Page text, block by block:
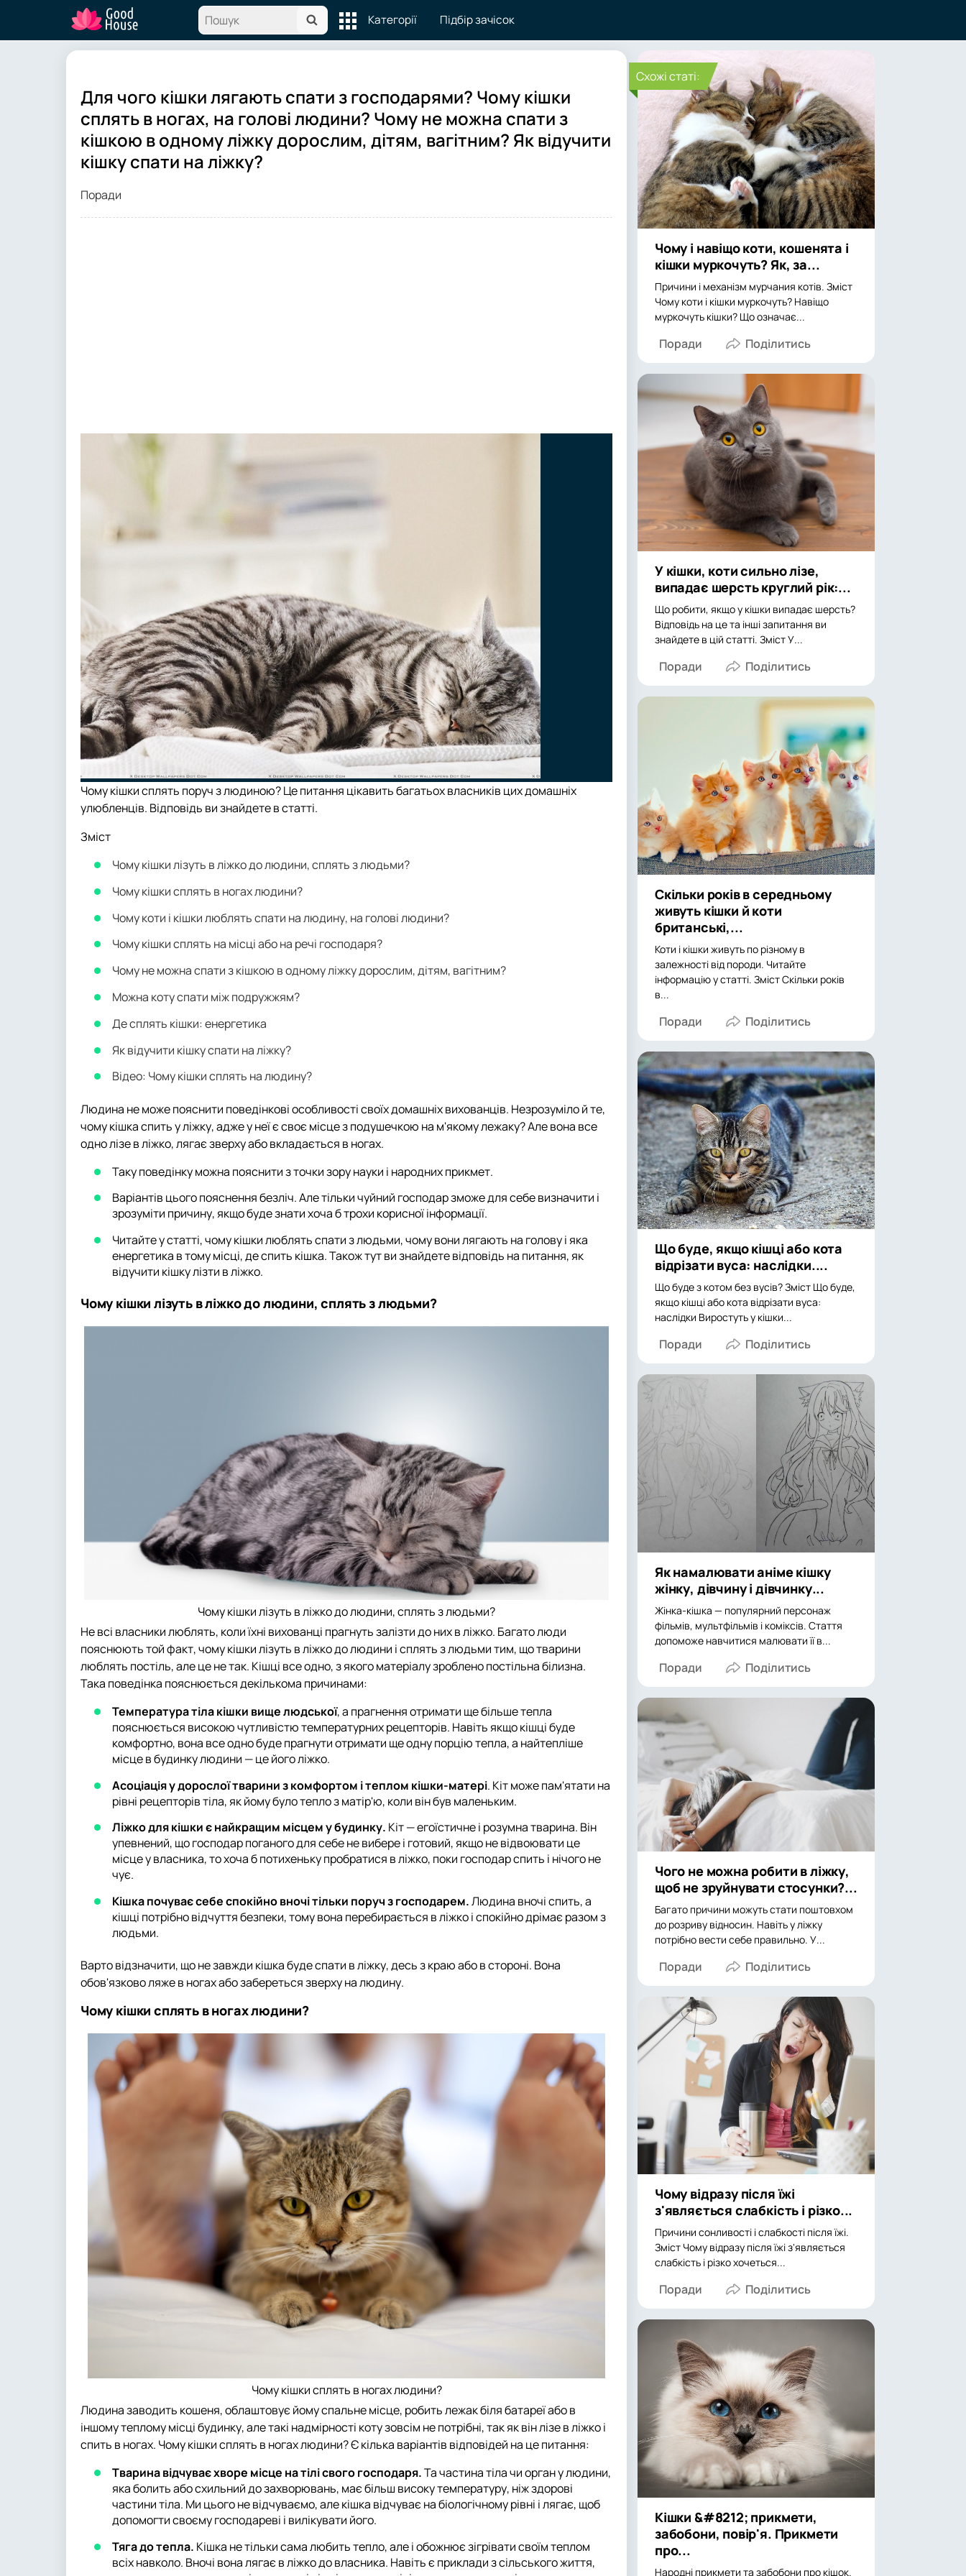
Категорії Підбір зачісок
Для чого кішки лягають спати з господарями? Чому кішки
сплять в ногах, на голові людини? Чому не можна спати з
кішкою в одному ліжку дорослим, дітям, вагітним? Як відучити
кішку спати на ліжку?
Поради
Чому кішки сплять поруч з людиною? Це питання цікавить багатьох власників цих домашніх
улюбленців. Відповідь ви знайдете в статті.
Зміст
Чому кішки лізуть в ліжко до людини, сплять з людьми?
Чому кішки сплять в ногах людини?
Чому коти і кішки люблять спати на людину, на голові людини?
Чому кішки сплять на місці або на речі господаря?
Чому не можна спати з кішкою в одному ліжку дорослим, дітям, вагітним?
Можна коту спати між подружжям?
Де сплять кішки: енергетика
Як відучити кішку спати на ліжку?
Відео: Чому кішки сплять на людину?
Людина не може пояснити поведінкові особливості своїх домашніх вихованців. Незрозуміло й те,
чому кішка спить у ліжку, адже у неї є своє місце з подушечкою на м'якому лежаку? Але вона все
одно лізе в ліжко, лягає зверху або вкладається в ногах.
Таку поведінку можна пояснити з точки зору науки і народних прикмет.
Варіантів цього пояснення безліч. Але тільки чуйний господар зможе для себе визначити і
зрозуміти причину, якщо буде знати хоча б трохи корисної інформації.
Читайте у статті, чому кішки люблять спати з людьми, чому вони лягають на голову і яка
енергетика в тому місці, де спить кішка. Також тут ви знайдете відповідь на питання, як
відучити кішку лізти в ліжко.
Чому кішки лізуть в ліжко до людини, сплять з людьми?
Чому кішки лізуть в ліжко до людини, сплять з людьми?
Не всі власники люблять, коли їхні вихованці прагнуть залізти до них в ліжко. Багато люди
пояснюють той факт, чому кішки лізуть в ліжко до людини і сплять з людьми тим, що тварини
люблять постіль, але це не так. Кішці все одно, з якого матеріалу зроблено постільна білизна.
Така поведінка пояснюється декількома причинами:
Температура тіла кішки вище людської, а прагнення отримати ще більше тепла
пояснюється високою чутливістю температурних рецепторів. Навіть якщо кішці буде
комфортно, вона все одно буде прагнути отримати ще одну порцію тепла, а найтепліше
місце в будинку людини — це його ліжко.
Асоціація у дорослої тварини з комфортом і теплом кішки-матері. Кіт може пам'ятати на
рівні рецепторів тіла, як йому було тепло з матір'ю, коли він був маленьким.
Ліжко для кішки є найкращим місцем у будинку. Кіт — егоїстичне і розумна тварина. Він
упевнений, що господар поганого для себе не вибере і готовий, якщо не відвоювати це
місце у власника, то хоча б потихеньку пробратися в ліжко, поки господар спить і нічого не
чує.
Кішка почуває себе спокійно вночі тільки поруч з господарем.Людина вночі спить, а
кішці потрібно відчуття безпеки, тому вона перебирається в ліжко і спокійно дрімає разом з
людьми.
Варто відзначити, що не завжди кішка буде спати в ліжку, десь з краю або в стороні. Вона
обов'язково ляже в ногах або забереться зверху на людину.
Чому кішки сплять в ногах людини?
Чому кішки сплять в ногах людини?
Людина заводить кошеня, облаштовує йому спальне місце, робить лежак біля батареї або в
іншому теплому місці будинку, але такі надмірності коту зовсім не потрібні, так як він лізе в ліжко і
спить в ногах. Чому кішки сплять в ногах людини? Є кілька варіантів відповідей на це питання:
Тварина відчуває хворе місце на тілі свого господаря.Та частина тіла чи орган у людини,
яка болить або схильний до захворювань, має більш високу температуру, ніж здорові
частини тіла. Ми цього не відчуваємо, але кішка відчуває на біологічному рівні і лягає, щоб
допомогти своєму господареві і вилікувати його.
Тяга до тепла. Кішка не тільки сама любить тепло, але і обожнює зігрівати своїм теплом
всіх навколо. Вночі вона лягає в ліжко до власника. Навіть є приклади з сільського життя,
Cхожі статі:
Чому і навіщо коти, кошенята і
кішки муркочуть? Як, за...
Причини і механізм мурчания котів. Зміст
Чому коти і кішки муркочуть? Навіщо
муркочуть кішки? Що означає...
Поради
У кішки, коти сильно лізе,
випадає шерсть круглий рік:...
Що робити, якщо у кішки випадає шерсть?
Відповідь на це та інші запитання ви
знайдете в цій статті. Зміст У...
Поради
Скільки років в середньому
живуть кішки й коти
британські,...
Коти і кішки живуть по різному в
залежності від породи. Читайте
інформацію у статті. Зміст Скільки років
в...
Поради
Що буде, якщо кішці або кота
відрізати вуса: наслідки....
Що буде з котом без вусів? Зміст Що буде,
якщо кішці або кота відрізати вуса:
наслідки Виростуть у кішки...
Поради
Як намалювати аніме кішку
жінку, дівчину і дівчинку...
Жінка-кішка — популярний персонаж
фільмів, мультфільмів і коміксів. Стаття
допоможе навчитися малювати її в...
Поради
Чого не можна робити в ліжку,
щоб не зруйнувати стосунки?...
Багато причини можуть стати поштовхом
до розриву відносин. Навіть у ліжку
потрібно вести себе правильно. У...
Поради
Чому відразу після їжі
з'являється слабкість і різко...
Причини сонливості і слабкості після їжі.
Зміст Чому відразу після їжі з'являється
слабкість і різко хочеться...
Поради
Кішки &#8212; прикмети,
забобони, повір'я. Прикмети
про...
Народні прикмети та забобони про кішок.